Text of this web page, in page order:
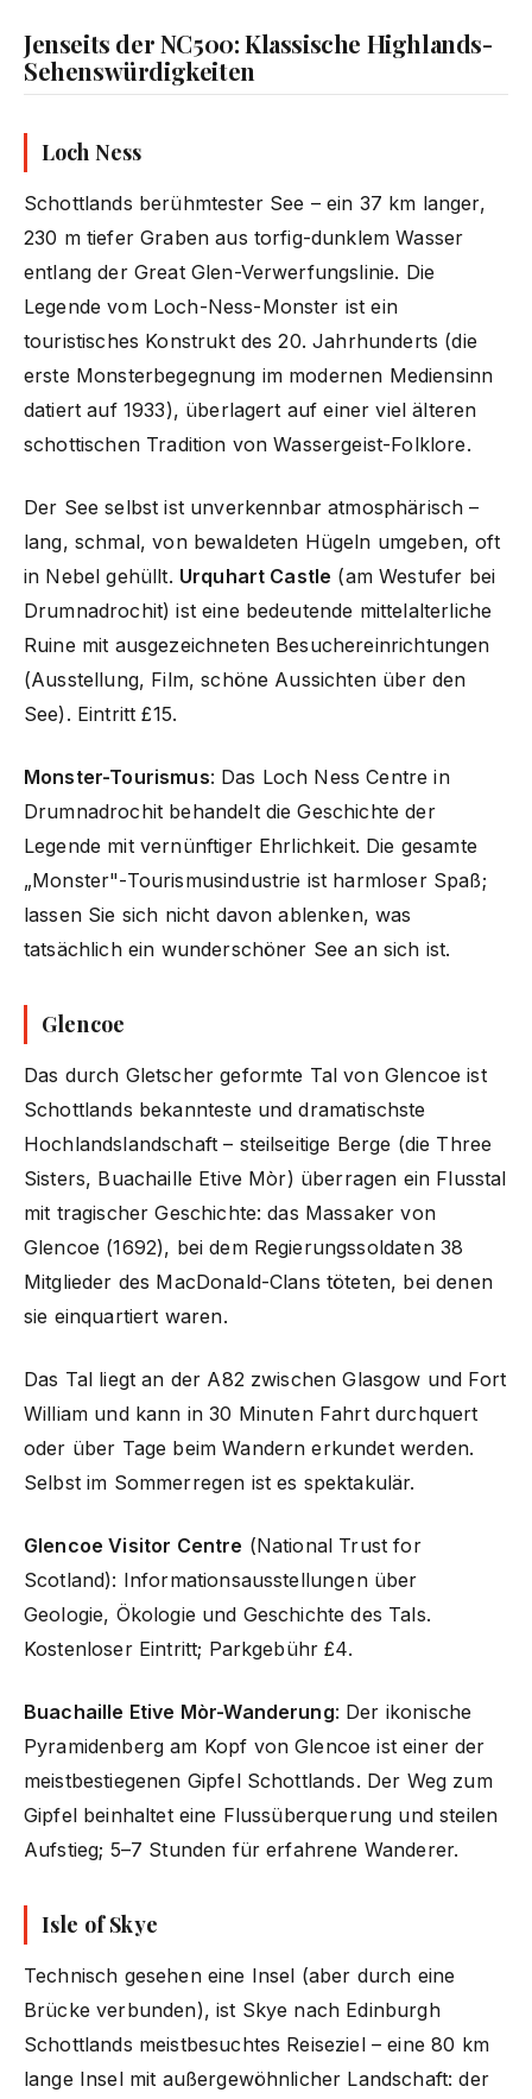
Jenseits der NC500: Klassische Highlands-
Sehenswürdigkeiten
Loch Ness
Schottlands berühmtester See – ein 37 km langer,
230 m tiefer Graben aus torfig-dunklem Wasser
entlang der Great Glen-Verwerfungslinie. Die
Legende vom Loch-Ness-Monster ist ein
touristisches Konstrukt des 20. Jahrhunderts (die
erste Monsterbegegnung im modernen Mediensinn
datiert auf 1933), überlagert auf einer viel älteren
schottischen Tradition von Wassergeist-Folklore.
Der See selbst ist unverkennbar atmosphärisch –
lang, schmal, von bewaldeten Hügeln umgeben, oft
in Nebel gehüllt. Urquhart Castle (am Westufer bei
Drumnadrochit) ist eine bedeutende mittelalterliche
Ruine mit ausgezeichneten Besuchereinrichtungen
(Ausstellung, Film, schöne Aussichten über den
See). Eintritt £15.
Monster-Tourismus: Das Loch Ness Centre in
Drumnadrochit behandelt die Geschichte der
Legende mit vernünftiger Ehrlichkeit. Die gesamte
„Monster"-Tourismusindustrie ist harmloser Spaß;
lassen Sie sich nicht davon ablenken, was
tatsächlich ein wunderschöner See an sich ist.
Glencoe
Das durch Gletscher geformte Tal von Glencoe ist
Schottlands bekannteste und dramatischste
Hochlandslandschaft – steilseitige Berge (die Three
Sisters, Buachaille Etive Mòr) überragen ein Flusstal
mit tragischer Geschichte: das Massaker von
Glencoe (1692), bei dem Regierungssoldaten 38
Mitglieder des MacDonald-Clans töteten, bei denen
sie einquartiert waren.
Das Tal liegt an der A82 zwischen Glasgow und Fort
William und kann in 30 Minuten Fahrt durchquert
oder über Tage beim Wandern erkundet werden.
Selbst im Sommerregen ist es spektakulär.
Glencoe Visitor Centre (National Trust for
Scotland): Informationsausstellungen über
Geologie, Ökologie und Geschichte des Tals.
Kostenloser Eintritt; Parkgebühr £4.
Buachaille Etive Mòr-Wanderung: Der ikonische
Pyramidenberg am Kopf von Glencoe ist einer der
meistbestiegenen Gipfel Schottlands. Der Weg zum
Gipfel beinhaltet eine Flussüberquerung und steilen
Aufstieg; 5–7 Stunden für erfahrene Wanderer.
Isle of Skye
Technisch gesehen eine Insel (aber durch eine
Brücke verbunden), ist Skye nach Edinburgh
Schottlands meistbesuchtes Reiseziel – eine 80 km
lange Insel mit außergewöhnlicher Landschaft: der